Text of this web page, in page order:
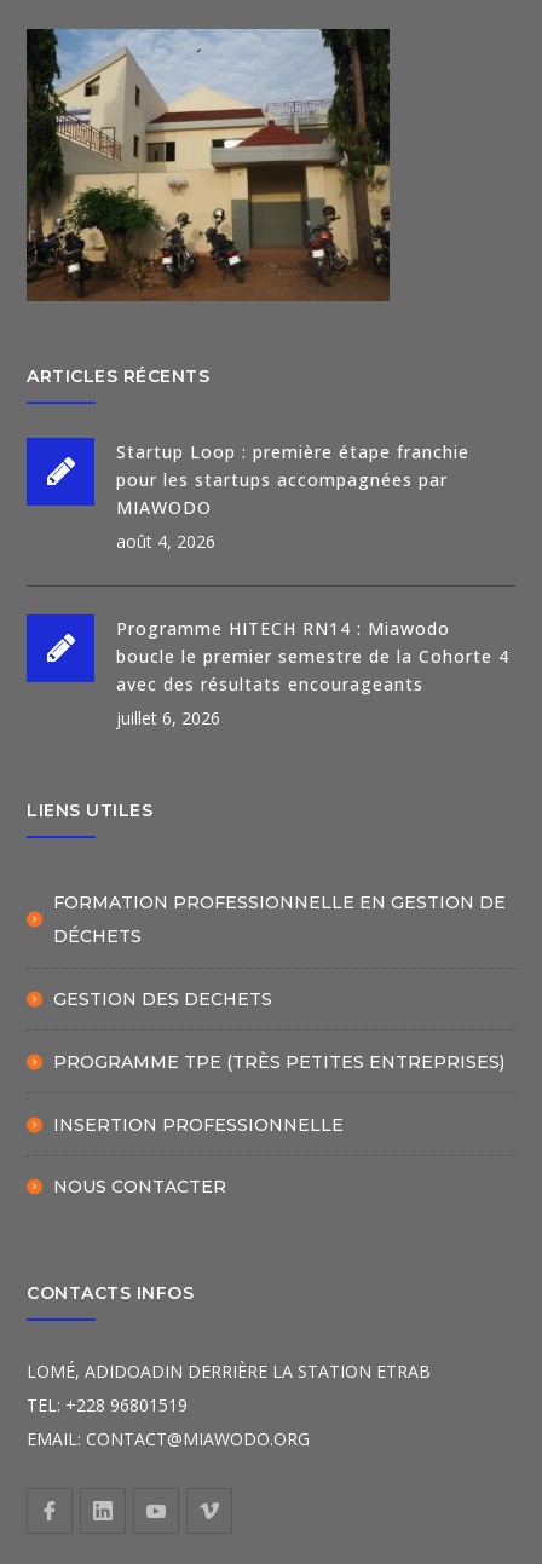
ARTICLES RÉCENTS
Startup Loop : première étape franchie
pour les startups accompagnées par
MIAWODO
août 4, 2026
Programme HITECH RN14 : Miawodo
boucle le premier semestre de la Cohorte 4
avec des résultats encourageants
juillet 6, 2026
LIENS UTILES
FORMATION PROFESSIONNELLE EN GESTION DE
DÉCHETS
GESTION DES DECHETS
PROGRAMME TPE (TRÈS PETITES ENTREPRISES)
INSERTION PROFESSIONNELLE
NOUS CONTACTER
CONTACTS INFOS
LOMÉ, ADIDOADIN DERRIÈRE LA STATION ETRAB
TEL: +228 96801519
EMAIL: CONTACT@MIAWODO.ORG